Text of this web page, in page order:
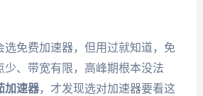
选免费加速器，但用过就知道，免
少、带宽有限，高峰期根本没法
加速器，才发现选对加速器要看这